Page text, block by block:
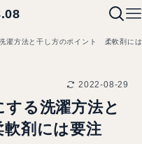
洗濯方法と干し方のポイント 柔軟剤に
2022-08-29
する洗濯方法と
剤には要注